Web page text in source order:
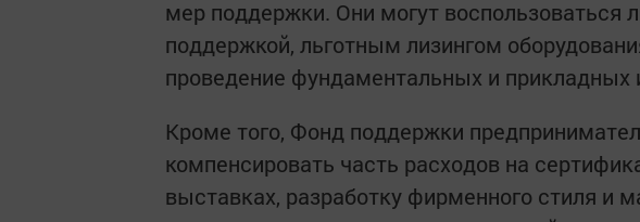
мер поддержки. Они могут воспользоваться
поддержкой, льготным лизингом
проведение фундаментальных и прикладных
Кроме того, Фонд поддержки
компенсировать часть расходов на
выставках, разработку фирменного стиля и